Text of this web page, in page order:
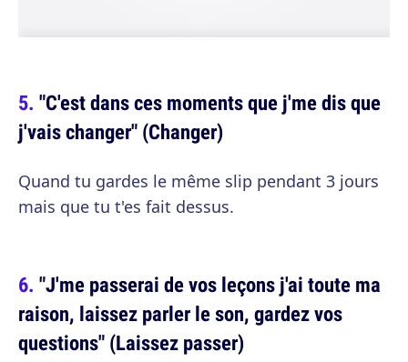
"C'est dans ces moments que j'me dis que
j'vais changer" (Changer)
Quand tu gardes le même slip pendant 3 jours
mais que tu t'es fait dessus.
"J'me passerai de vos leçons j'ai toute ma
raison, laissez parler le son, gardez vos
questions" (Laissez passer)